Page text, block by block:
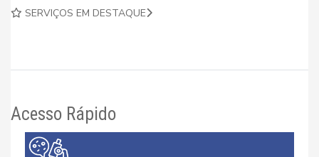
SERVIÇOS EM DESTAQUE
Acesso Rápido